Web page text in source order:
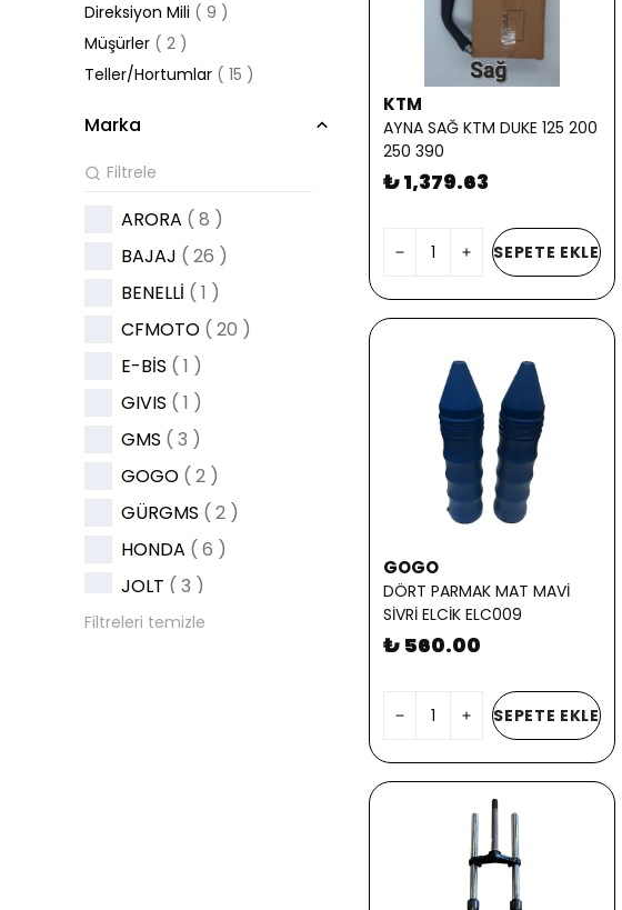
Direksiyon Mili ( 9 )
Müşürler ( 2 )
Teller/Hortumlar ( 15 )
Marka
ARORA ( 8 )
BAJAJ ( 26 )
BENELLİ ( 1 )
CFMOTO ( 20 )
E-BİS ( 1 )
GIVIS ( 1 )
GMS ( 3 )
GOGO ( 2 )
GÜRGMS ( 2 )
HONDA ( 6 )
JOLT ( 3 )
KANUNİ ( 1 )
Filtreleri temizle
KTM
AYNA SAĞ KTM DUKE 125 200
250 390
₺ 1,379.63
SEPETE EKLE
GOGO
DÖRT PARMAK MAT MAVİ
SİVRİ ELCİK ELC009
₺ 560.00
SEPETE EKLE